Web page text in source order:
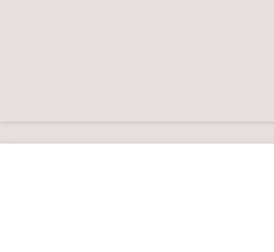
hoofdinhoud